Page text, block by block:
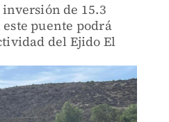
de 15.3
puente podrá
Ejido El